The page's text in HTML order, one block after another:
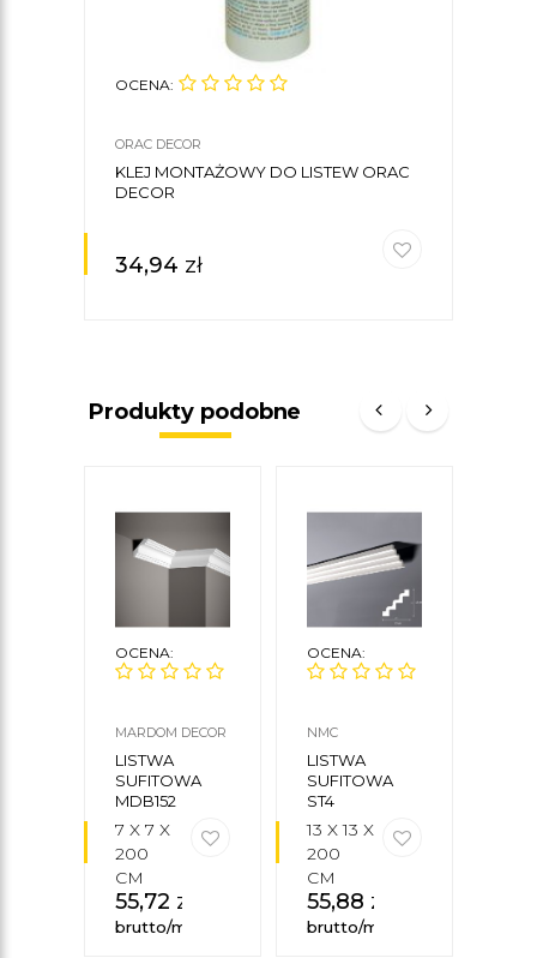
OCENA:
ORAC DECOR
KLEJ MONTAŻOWY DO LISTEW ORAC
DECOR
34,94 zł
Produkty podobne
OCENA:
MARDOM DECOR
LISTWA
SUFITOWA
MDB152
MARDOM
DECOR
7 X 7 X
200
CM
55,72 zł
brutto/mb
OCENA:
NMC
LISTWA
SUFITOWA
ST4
13 X 13 X
200
CM
55,88 zł
brutto/mb